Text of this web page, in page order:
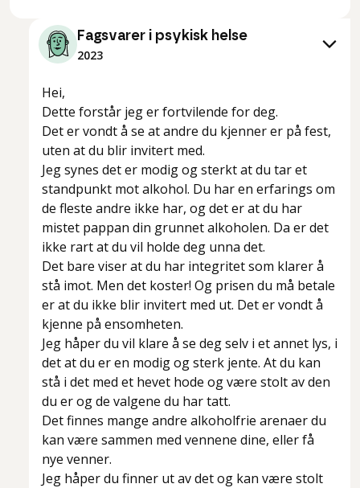
Fagsvarer i psykisk helse
2023
Hei,
Dette forstår jeg er fortvilende for deg.
Det er vondt å se at andre du kjenner er på fest,
uten at du blir invitert med.
Jeg synes det er modig og sterkt at du tar et
standpunkt mot alkohol. Du har en erfarings om
de fleste andre ikke har, og det er at du har
mistet pappan din grunnet alkoholen. Da er det
ikke rart at du vil holde deg unna det.
Det bare viser at du har integritet som klarer å
stå imot. Men det koster! Og prisen du må betale
er at du ikke blir invitert med ut. Det er vondt å
kjenne på ensomheten.
Jeg håper du vil klare å se deg selv i et annet lys, i
det at du er en modig og sterk jente. At du kan
stå i det med et hevet hode og være stolt av den
du er og de valgene du har tatt.
Det finnes mange andre alkoholfrie arenaer du
kan være sammen med vennene dine, eller få
nye venner.
Jeg håper du finner ut av det og kan være stolt